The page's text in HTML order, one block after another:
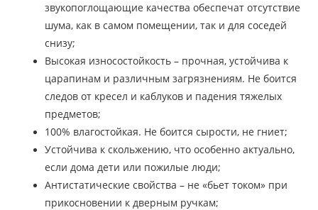
звукопоглощающие качества обеспечат отсутствие
шума, как в самом помещении, так и для соседей
снизу;
Высокая износостойкость – прочная, устойчива к
царапинам и различным загрязнениям. Не боится
следов от кресел и каблуков и падения тяжелых
предметов;
100% влагостойкая. Не боится сырости, не гниет;
Устойчива к скольжению, что особенно актуально,
если дома дети или пожилые люди;
Антистатические свойства – не «бьет током» при
прикосновении к дверным ручкам;